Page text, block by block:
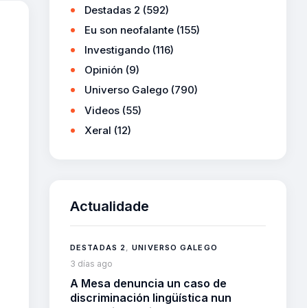
Destadas 2 (592)
Eu son neofalante (155)
Investigando (116)
Opinión (9)
Universo Galego (790)
Videos (55)
Xeral (12)
Actualidade
DESTADAS 2 ,UNIVERSO GALEGO
3 días ago
A Mesa denuncia un caso de
discriminación lingüística nun